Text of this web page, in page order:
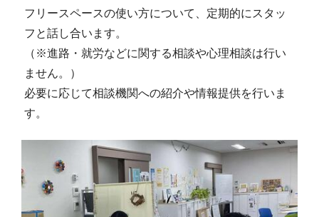
フリースペースの使い方について、定期的にスタッ
フと話し合います。
（※進路・就労などに関する相談や心理相談は行い
ません。）
必要に応じて相談機関への紹介や情報提供を行いま
す。